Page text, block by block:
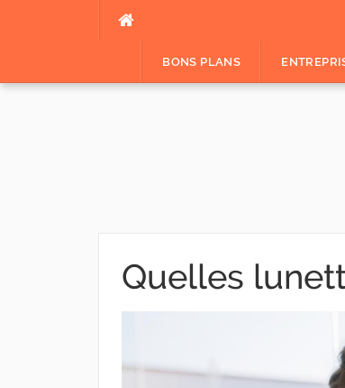
BONS PLANS
Quelles